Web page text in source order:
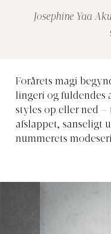
Josephine Yaa
Forårets magi
lingeri og fuldendes
styles op eller ned
afslappet, sanseligt
nummerets